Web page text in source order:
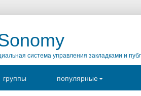
система управления закладками и
группы популярные